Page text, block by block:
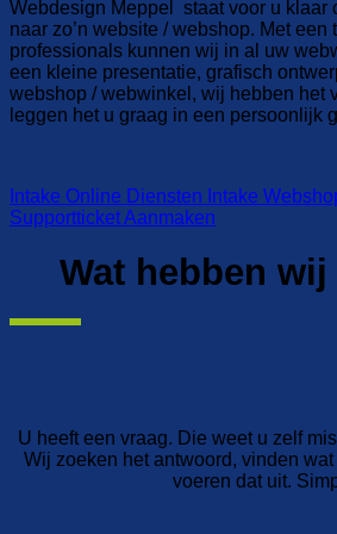
Webdesign Meppel staat voor u klaar
naar zo’n website / webshop. Met
professionals kunnen wij in al uw
een kleine presentatie, grafisch
webshop / webwinkel, wij hebben het
leggen het u graag in een persoonlijk
Intake Online Diensten Intake
Supportticket Aanmaken
Wat hebben
U heeft een vraag. Die weet u zelf
Wij zoeken het antwoord, vinden
voeren dat uit.